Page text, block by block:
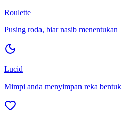
Roulette
Pusing roda, biar nasib menentukan
Lucid
Mimpi anda menyimpan reka bentuk